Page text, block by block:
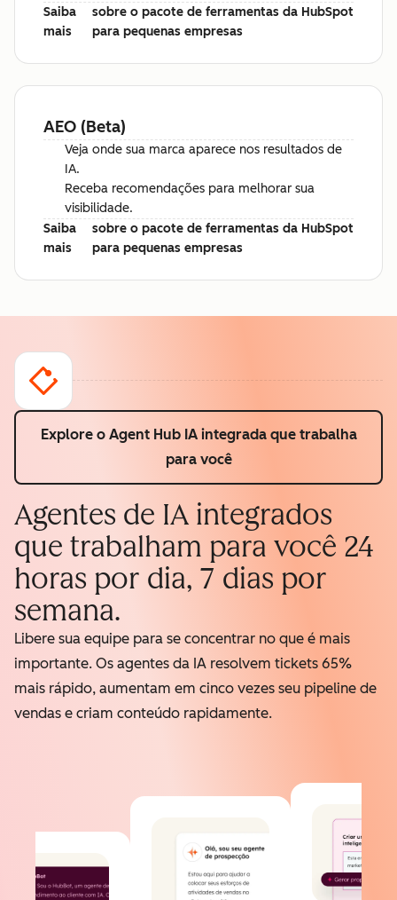
Saiba
mais
sobre o pacote de ferramentas da HubSpot
para pequenas empresas
AEO (Beta)
Veja onde sua marca aparece nos resultados de
IA.
Receba recomendações para melhorar sua
visibilidade.
Saiba
mais
sobre o pacote de ferramentas da HubSpot
para pequenas empresas
Explore o Agent Hub IA integrada que trabalha
para você
Agentes de IA integrados
que trabalham para você 24
horas por dia, 7 dias por
semana.
Libere sua equipe para se concentrar no que é mais
importante. Os agentes da IA resolvem tickets 65%
mais rápido, aumentam em cinco vezes seu pipeline de
vendas e criam conteúdo rapidamente.